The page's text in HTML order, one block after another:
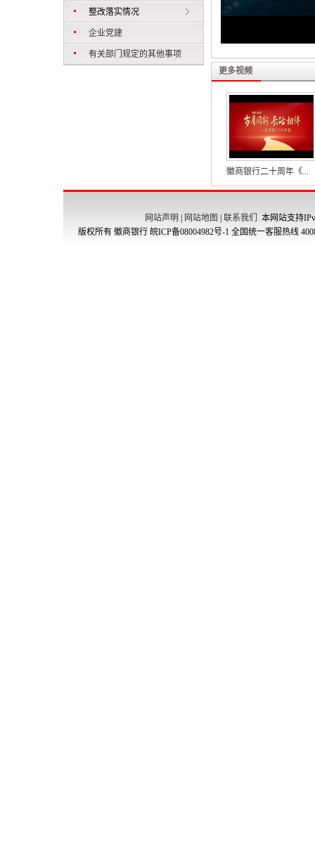
整改落实情况
企业党建
有关部门规定的其他事项
更多视频
徽商银行二十周年《...
网站声明 网站地图 联系我们
本网站支持
版权所有 徽商银行 皖ICP备08004982号-1 全国统一客服热线